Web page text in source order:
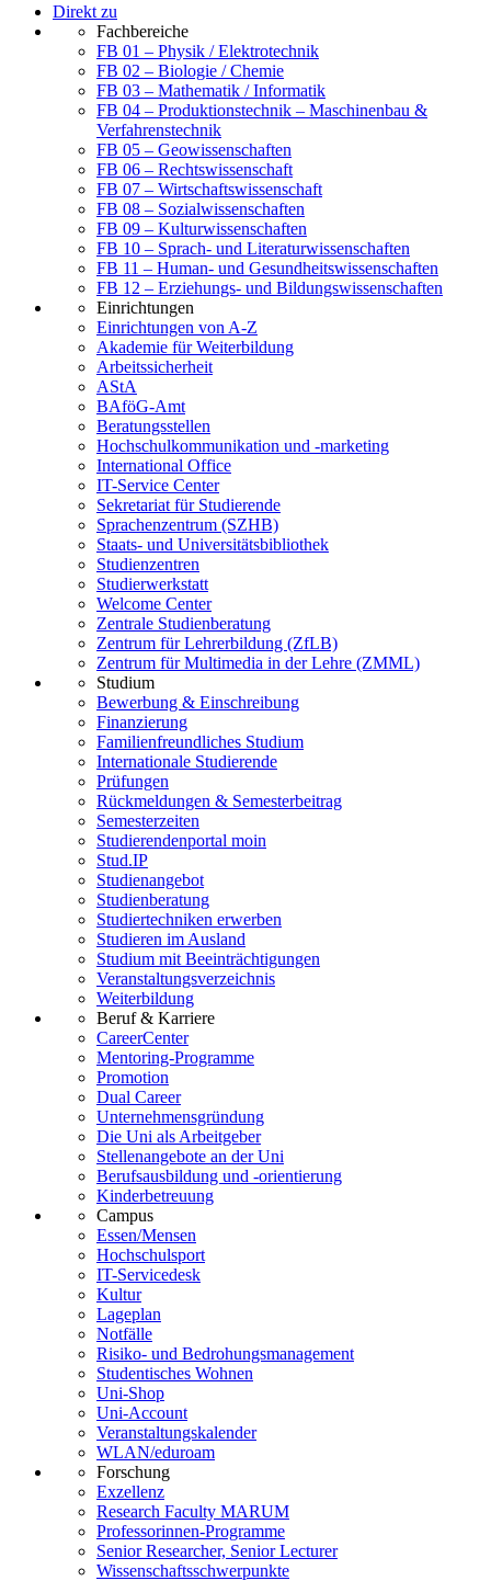
Direkt zu
Fachbereiche
FB 01 – Physik / Elektrotechnik
FB 02 – Biologie / Chemie
FB 03 – Mathematik / Informatik
FB 04 – Produktionstechnik – Maschinenbau &
Verfahrenstechnik
FB 05 – Geowissenschaften
FB 06 – Rechtswissenschaft
FB 07 – Wirtschaftswissenschaft
FB 08 – Sozialwissenschaften
FB 09 – Kulturwissenschaften
FB 10 – Sprach- und Literaturwissenschaften
FB 11 – Human- und Gesundheitswissenschaften
FB 12 – Erziehungs- und Bildungswissenschaften
Einrichtungen
Einrichtungen von A-Z
Akademie für Weiterbildung
Arbeitssicherheit
AStA
BAföG-Amt
Beratungsstellen
Hochschulkommunikation und -marketing
International Office
IT-Service Center
Sekretariat für Studierende
Sprachenzentrum (SZHB)
Staats- und Universitätsbibliothek
Studienzentren
Studierwerkstatt
Welcome Center
Zentrale Studienberatung
Zentrum für Lehrerbildung (ZfLB)
Zentrum für Multimedia in der Lehre (ZMML)
Studium
Bewerbung & Einschreibung
Finanzierung
Familienfreundliches Studium
Internationale Studierende
Prüfungen
Rückmeldungen & Semesterbeitrag
Semesterzeiten
Studierendenportal moin
Stud.IP
Studienangebot
Studienberatung
Studiertechniken erwerben
Studieren im Ausland
Studium mit Beeinträchtigungen
Veranstaltungsverzeichnis
Weiterbildung
Beruf & Karriere
CareerCenter
Mentoring-Programme
Promotion
Dual Career
Unternehmensgründung
Die Uni als Arbeitgeber
Stellenangebote an der Uni
Berufsausbildung und -orientierung
Kinderbetreuung
Campus
Essen/Mensen
Hochschulsport
IT-Servicedesk
Kultur
Lageplan
Notfälle
Risiko- und Bedrohungsmanagement
Studentisches Wohnen
Uni-Shop
Uni-Account
Veranstaltungskalender
WLAN/eduroam
Forschung
Exzellenz
Research Faculty MARUM
Professorinnen-Programme
Senior Researcher, Senior Lecturer
Wissenschaftsschwerpunkte